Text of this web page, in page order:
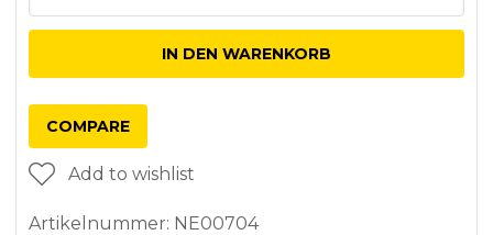
IN DEN WARENKORB
COMPARE
Add to wishlist
Artikelnummer: NE00704